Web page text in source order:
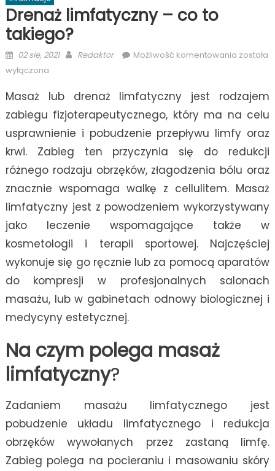
Drenaż limfatyczny – co to
takiego?
Posted
on
02 sie, 2021 Author
Redaktor Możliwość komentowania Drenaż
co
to
została
wyłączona
Masaż lub drenaż limfatyczny jest rodzajem
zabiegu fizjoterapeutycznego, który ma na celu
usprawnienie i pobudzenie przepływu limfy oraz
krwi. Zabieg ten przyczynia się do redukcji
różnego rodzaju obrzęków, złagodzenia bólu oraz
znacznie wspomaga walkę z cellulitem. Masaż
limfatyczny jest z powodzeniem wykorzystywany
jako leczenie wspomagające także w
kosmetologii i terapii sportowej. Najczęściej
wykonuje się go ręcznie lub za pomocą aparatów
do kompresji w profesjonalnych salonach
masażu, lub w gabinetach odnowy biologicznej i
medycyny estetycznej.
Na czym polega masaż
limfatyczny?
Zadaniem masażu limfatycznego jest
pobudzenie układu limfatycznego i redukcja
obrzęków wywołanych przez zastaną limfę.
Zabieg polega na pocieraniu i masowaniu skóry